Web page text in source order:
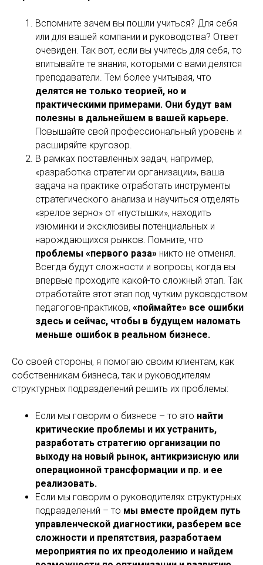
Вспомните зачем вы пошли учиться? Для себя
или для вашей компании и руководства? Ответ
очевиден. Так вот, если вы учитесь для себя, то
впитывайте те знания, которыми с вами делятся
преподаватели. Тем более учитывая, что
делятся не только теорией, но и
практическими примерами. Они будут вам
полезны в дальнейшем в вашей карьере.
Повышайте свой профессиональный уровень и
расширяйте кругозор.
В рамках поставленных задач, например,
«разработка стратегии организации», ваша
задача на практике отработать инструменты
стратегического анализа и научиться отделять
«зрелое зерно» от «пустышки», находить
изюминки и эксклюзивы потенциальных и
нарождающихся рынков. Помните, что
проблемы «первого раза» никто не отменял.
Всегда будут сложности и вопросы, когда вы
впервые проходите какой-то сложный этап. Так
отработайте этот этап под чутким руководством
педагогов-практиков, «поймайте» все ошибки
здесь и сейчас, чтобы в будущем наломать
меньше ошибок в реальном бизнесе.
Со своей стороны, я помогаю своим клиентам, как
собственникам бизнеса, так и руководителям
структурных подразделений решить их проблемы:
Если мы говорим о бизнесе – то это найти
критические проблемы и их устранить,
разработать стратегию организации по
выходу на новый рынок, антикризисную или
операционной трансформации и пр. и ее
реализовать.
Если мы говорим о руководителях структурных
подразделений – то мы вместе пройдем путь
управленческой диагностики, разберем все
сложности и препятствия, разработаем
мероприятия по их преодолению и найдем